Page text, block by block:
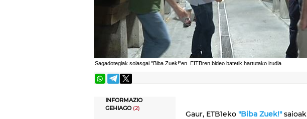
Sagadotegiak solasgai "Biba Zuek!"en. EITBren bideo batetik hartutako irudia
INFORMAZIO
GEHIAGO(2)
Gaur, ETB1eko "Biba Zuek!"saioak